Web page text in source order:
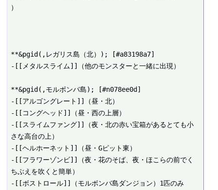
）
**&pgid(,レガリス島（北）); [#a83198a7]
-[[メタルスライム]]（他のモンスターと一緒に出現）
**&pgid(,モルボンバ島); [#n078ee0d]
-[[アルゴングレート]]（昼・北）
-[[コングヘッド]]（昼・西の上層）
-[[スライムファング]]（夜・北の赤い宝箱があるとても小
さな高台の上）
-[[ヘルホーネット]]（昼・Gピット東）
-[[フラワーゾンビ]]（夜・花のそば、夜・ほこらの前でく
ちぶえを吹くと簡単）
-[[ボストロール]]（モルボンバ島ダンジョン）1匹のみ